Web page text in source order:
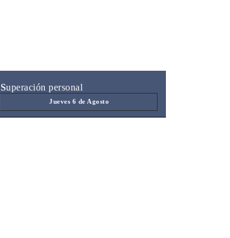
Superación personal
Jueves 6 de Agosto